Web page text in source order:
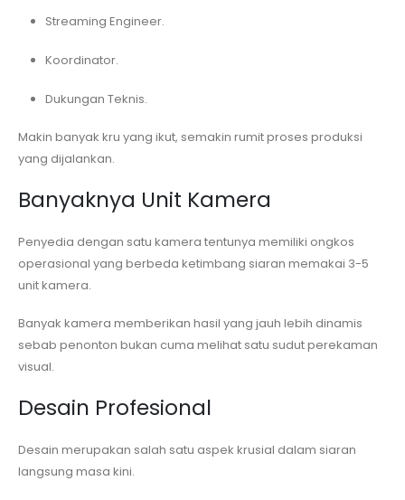
Streaming Engineer.
Koordinator.
Dukungan Teknis.
Makin banyak kru yang ikut, semakin rumit proses produksi
yang dijalankan.
Banyaknya Unit Kamera
Penyedia dengan satu kamera tentunya memiliki ongkos
operasional yang berbeda ketimbang siaran memakai 3-5
unit kamera.
Banyak kamera memberikan hasil yang jauh lebih dinamis
sebab penonton bukan cuma melihat satu sudut perekaman
visual.
Desain Profesional
Desain merupakan salah satu aspek krusial dalam siaran
langsung masa kini.